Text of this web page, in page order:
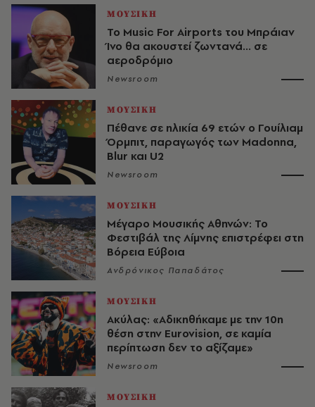
ΜΟΥΣΙΚΗ
Το Music For Airports του Μπράιαν
Ίνο θα ακουστεί ζωντανά... σε
αεροδρόμιο
Newsroom
ΜΟΥΣΙΚΗ
Πέθανε σε ηλικία 69 ετών ο Γουίλιαμ
Όρμπιτ, παραγωγός των Madonna,
Blur και U2
Newsroom
ΜΟΥΣΙΚΗ
Μέγαρο Μουσικής Αθηνών: Το
Φεστιβάλ της Λίμνης επιστρέφει στη
Βόρεια Εύβοια
Ανδρόνικος Παπαδάτος
ΜΟΥΣΙΚΗ
Ακύλας: «Αδικηθήκαμε με την 10η
θέση στην Eurovision, σε καμία
περίπτωση δεν το αξίζαμε»
Newsroom
ΜΟΥΣΙΚΗ